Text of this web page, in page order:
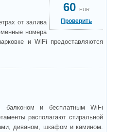
60 EUR
Проверить
от залива
номера
и WiFi предоставляются
балконом и бесплатным WiFi
располагают стиральной
диваном, шкафом и камином.